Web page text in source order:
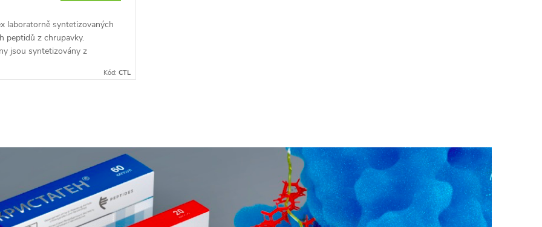
laboratorně syntetizovaných
peptidů z chrupavky.
jsou syntetizovány z
části nejaktivnější...
Kód: CTL